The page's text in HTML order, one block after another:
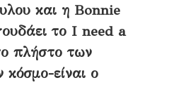
και η Bonnie
το I need a
πλήστο των
είναι ο